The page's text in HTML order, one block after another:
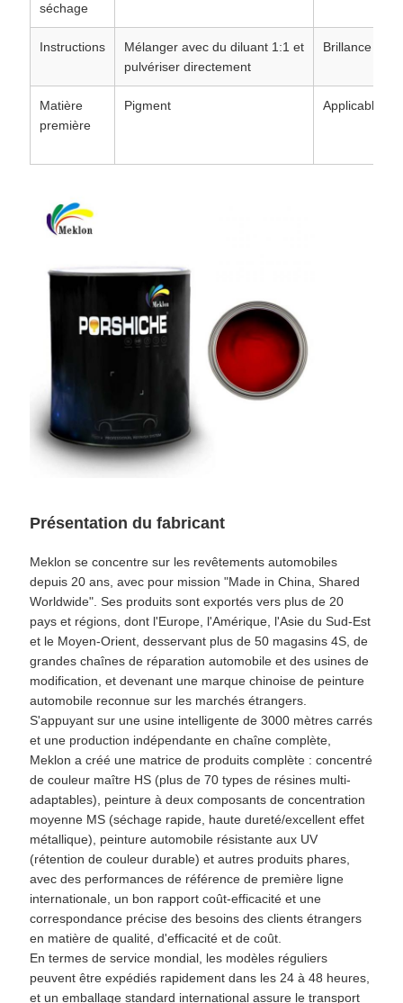
séchage
Instructions
Mélanger avec du diluant 1:1 et
pulvériser directement
Brillance
Matière
première
Pigment Applicable
Présentation du fabricant
Meklon se concentre sur les revêtements automobiles
depuis 20 ans, avec pour mission "Made in China, Shared
Worldwide". Ses produits sont exportés vers plus de 20
pays et régions, dont l'Europe, l'Amérique, l'Asie du Sud-Est
et le Moyen-Orient, desservant plus de 50 magasins 4S, de
grandes chaînes de réparation automobile et des usines de
modification, et devenant une marque chinoise de peinture
automobile reconnue sur les marchés étrangers.
S'appuyant sur une usine intelligente de 3000 mètres carrés
et une production indépendante en chaîne complète,
Meklon a créé une matrice de produits complète : concentré
de couleur maître HS (plus de 70 types de résines multi-
adaptables), peinture à deux composants de concentration
moyenne MS (séchage rapide, haute dureté/excellent effet
métallique), peinture automobile résistante aux UV
(rétention de couleur durable) et autres produits phares,
avec des performances de référence de première ligne
internationale, un bon rapport coût-efficacité et une
correspondance précise des besoins des clients étrangers
en matière de qualité, d'efficacité et de coût.
En termes de service mondial, les modèles réguliers
peuvent être expédiés rapidement dans les 24 à 48 heures,
et un emballage standard international assure le transport